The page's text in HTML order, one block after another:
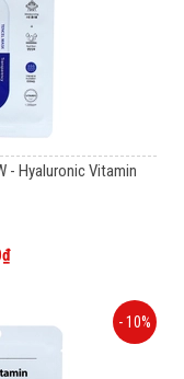
- Hyaluronic Vitamin
- 10%